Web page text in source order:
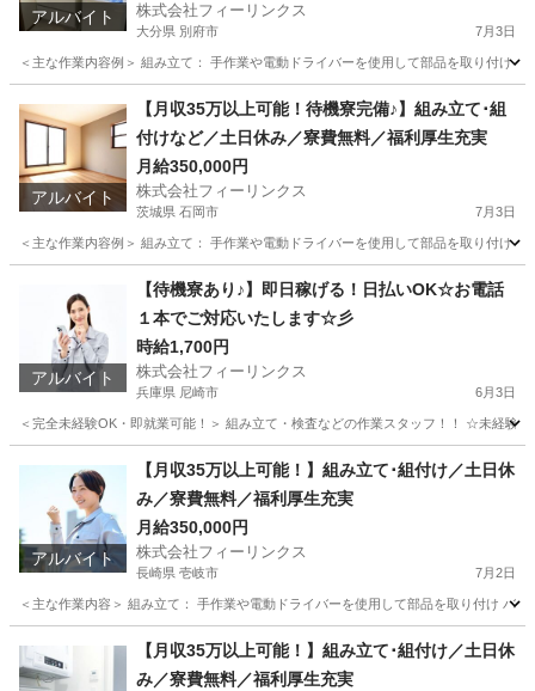
アルバイト 株式会社フィーリンクス
大分県 別府市 7月3日
＜主な作業内容例＞ 組み立て： 手作業や電動ドライバーを使用して部品を取り付け
工場 電動
アルバイト
【月収35万以上可能！待機寮完備♪】組み立て･組
付けなど／土日休み／寮費無料／福利厚生充実
月給350,000円
株式会社フィーリンクス
茨城県 石岡市 7月3日
＜主な作業内容例＞ 組み立て： 手作業や電動ドライバーを使用して部品を取り付け
工場 電動
アルバイト
【待機寮あり♪】即日稼げる！日払いOK☆お電話
１本でご対応いたします☆彡
時給1,700円
株式会社フィーリンクス
兵庫県 尼崎市 6月3日
＜完全未経験OK・即就業可能！＞ 組み立て・検査などの作業スタッフ！！ ☆未経
工場 時給
アルバイト
【月収35万以上可能！】組み立て･組付け／土日休
み／寮費無料／福利厚生充実
月給350,000円
株式会社フィーリンクス
長崎県 壱岐市 7月2日
＜主な作業内容＞ 組み立て： 手作業や電動ドライバーを使用して部品を取り付け バ
工場 電動
【月収35万以上可能！】組み立て･組付け／土日休
み／寮費無料／福利厚生充実